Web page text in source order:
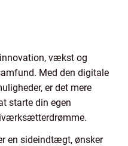
vækst og
Med den digitale
er det mere
starte din egen
en sideindtægt, ønsker